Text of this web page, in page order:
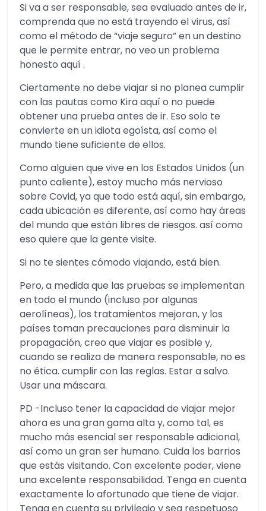
Si va a ser responsable, sea evaluado antes de ir,
comprenda que no está trayendo el virus, así
como el método de “viaje seguro” en un destino
que le permite entrar, no veo un problema
honesto aquí .
Ciertamente no debe viajar si no planea cumplir
con las pautas como Kira aquí o no puede
obtener una prueba antes de ir. Eso solo te
convierte en un idiota egoísta, así como el
mundo tiene suficiente de ellos.
Como alguien que vive en los Estados Unidos (un
punto caliente), estoy mucho más nervioso
sobre Covid, ya que todo está aquí, sin embargo,
cada ubicación es diferente, así como hay áreas
del mundo que están libres de riesgos. así como
eso quiere que la gente visite.
Si no te sientes cómodo viajando, está bien.
Pero, a medida que las pruebas se implementan
en todo el mundo (incluso por algunas
aerolíneas), los tratamientos mejoran, y los
países toman precauciones para disminuir la
propagación, creo que viajar es posible y,
cuando se realiza de manera responsable, no es
no ética. cumplir con las reglas. Estar a salvo.
Usar una máscara.
PD -Incluso tener la capacidad de viajar mejor
ahora es una gran gama alta y, como tal, es
mucho más esencial ser responsable adicional,
así como un gran ser humano. Cuida los barrios
que estás visitando. Con excelente poder, viene
una excelente responsabilidad. Tenga en cuenta
exactamente lo afortunado que tiene de viajar.